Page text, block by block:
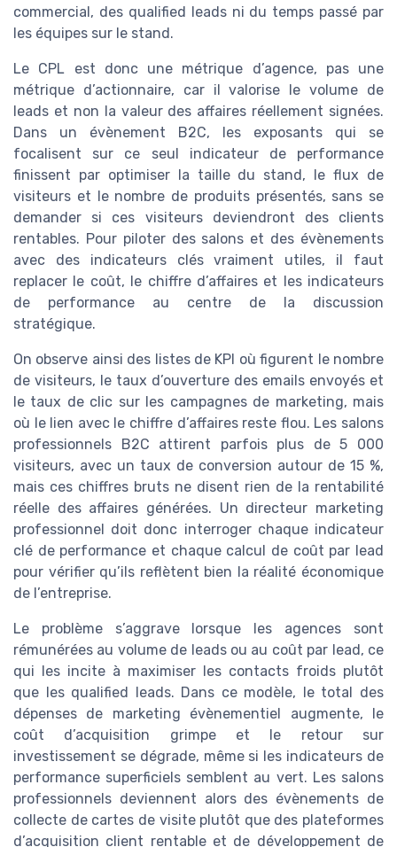
commercial, des qualified leads ni du temps passé par
les équipes sur le stand.
Le CPL est donc une métrique d’agence, pas une
métrique d’actionnaire, car il valorise le volume de
leads et non la valeur des affaires réellement signées.
Dans un évènement B2C, les exposants qui se
focalisent sur ce seul indicateur de performance
finissent par optimiser la taille du stand, le flux de
visiteurs et le nombre de produits présentés, sans se
demander si ces visiteurs deviendront des clients
rentables. Pour piloter des salons et des évènements
avec des indicateurs clés vraiment utiles, il faut
replacer le coût, le chiffre d’affaires et les indicateurs
de performance au centre de la discussion
stratégique.
On observe ainsi des listes de KPI où figurent le nombre
de visiteurs, le taux d’ouverture des emails envoyés et
le taux de clic sur les campagnes de marketing, mais
où le lien avec le chiffre d’affaires reste flou. Les salons
professionnels B2C attirent parfois plus de 5 000
visiteurs, avec un taux de conversion autour de 15 %,
mais ces chiffres bruts ne disent rien de la rentabilité
réelle des affaires générées. Un directeur marketing
professionnel doit donc interroger chaque indicateur
clé de performance et chaque calcul de coût par lead
pour vérifier qu’ils reflètent bien la réalité économique
de l’entreprise.
Le problème s’aggrave lorsque les agences sont
rémunérées au volume de leads ou au coût par lead, ce
qui les incite à maximiser les contacts froids plutôt
que les qualified leads. Dans ce modèle, le total des
dépenses de marketing évènementiel augmente, le
coût d’acquisition grimpe et le retour sur
investissement se dégrade, même si les indicateurs de
performance superficiels semblent au vert. Les salons
professionnels deviennent alors des évènements de
collecte de cartes de visite plutôt que des plateformes
d’acquisition client rentable et de développement de